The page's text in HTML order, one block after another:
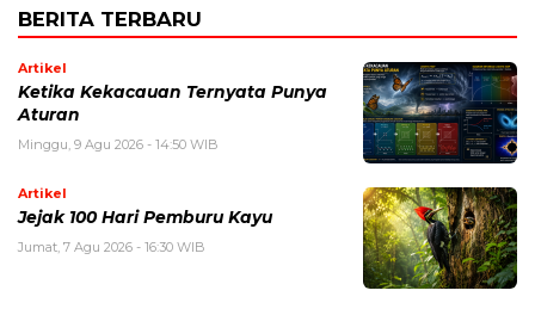
BERITA TERBARU
Artikel
Ketika Kekacauan Ternyata Punya
Aturan
Minggu, 9 Agu 2026 - 14:50 WIB
Artikel
Jejak 100 Hari Pemburu Kayu
Jumat, 7 Agu 2026 - 16:30 WIB